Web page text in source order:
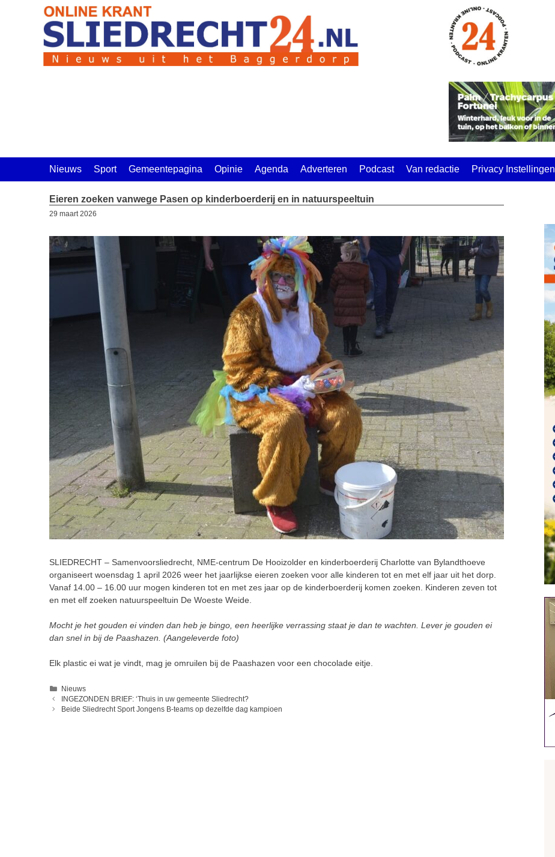
Nieuws Sport Gemeentepagina Opinie Agenda Adverteren Podcast Van redactie Privacy Instellingen
Eieren zoeken vanwege Pasen op kinderboerderij en in natuurspeeltuin
29 maart 2026
SLIEDRECHT – Samenvoorsliedrecht, NME-centrum De Hooizolder en kinderboerderij Charlotte van Bylandthoeve
organiseert woensdag 1 april 2026 weer het jaarlijkse eieren zoeken voor alle kinderen tot en met elf jaar uit het dorp.
Vanaf 14.00 – 16.00 uur mogen kinderen tot en met zes jaar op de kinderboerderij komen zoeken. Kinderen zeven tot
en met elf zoeken natuurspeeltuin De Woeste Weide.
Mocht je het gouden ei vinden dan heb je bingo, een heerlijke verrassing staat je dan te wachten. Lever je gouden ei
dan snel in bij de Paashazen. (Aangeleverde foto)
Elk plastic ei wat je vindt, mag je omruilen bij de Paashazen voor een chocolade eitje.
Categorieën
Nieuws
INGEZONDEN BRIEF: ‘Thuis in uw gemeente Sliedrecht?
Beide Sliedrecht Sport Jongens B-teams op dezelfde dag kampioen